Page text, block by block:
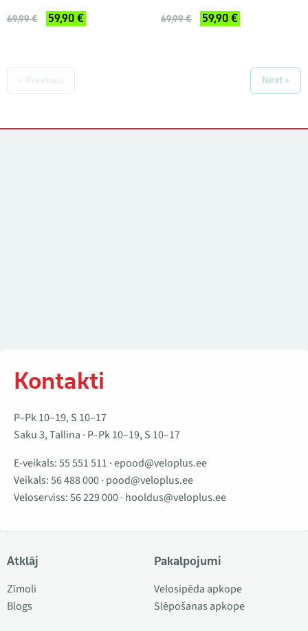
69,99 € 59,90 € 69,99 € 59,90 €
« Previous Next »
Kontakti
P–Pk 10–19, S 10–17
Saku 3, Tallina · P–Pk 10–19, S 10–17
E-veikals:55 551 511 ·epood@veloplus.ee
Veikals:56 488 000· pood@veloplus.ee
Veloserviss:56 229 000· hooldus@veloplus.ee
Atklāj
Zīmoli
Blogs
Pakalpojumi
Velosipēda apkope
Slēpošanas apkope